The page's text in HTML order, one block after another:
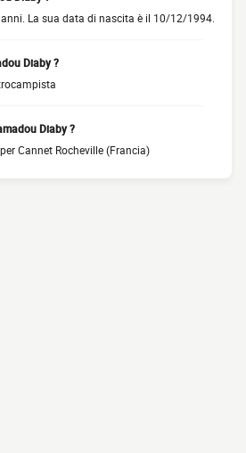
La sua data di nascita è il 10/12/1994.
Diaby ?
Diaby ?
Cannet Rocheville (Francia)